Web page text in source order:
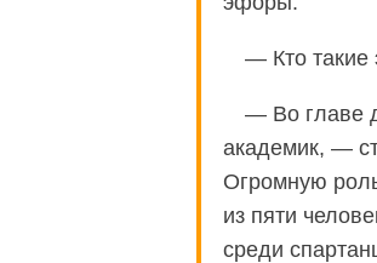
— Кто
— Во главе
академик, —
Огромную
из пяти
среди